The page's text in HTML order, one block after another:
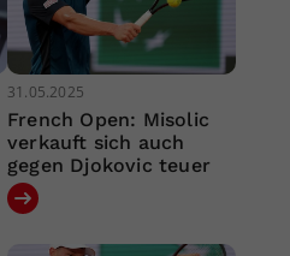
31.05.2025
French Open: Misolic
verkauft sich auch
gegen Djokovic teuer